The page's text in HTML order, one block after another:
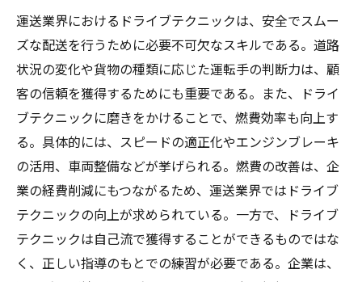
運送業界におけるドライブテクニックは、安全でスムー
ズな配送を行うために必要不可欠なスキルである。道路
状況の変化や貨物の種類に応じた運転手の判断力は、顧
客の信頼を獲得するためにも重要である。また、ドライ
ブテクニックに磨きをかけることで、燃費効率も向上す
る。具体的には、スピードの適正化やエンジンブレーキ
の活用、車両整備などが挙げられる。燃費の改善は、企
業の経費削減にもつながるため、運送業界ではドライブ
テクニックの向上が求められている。一方で、ドライブ
テクニックは自己流で獲得することができるものではな
く、正しい指導のもとでの練習が必要である。企業は、